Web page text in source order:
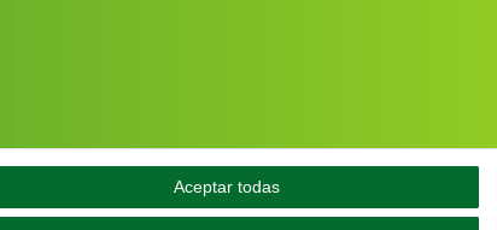
Aceptar todas